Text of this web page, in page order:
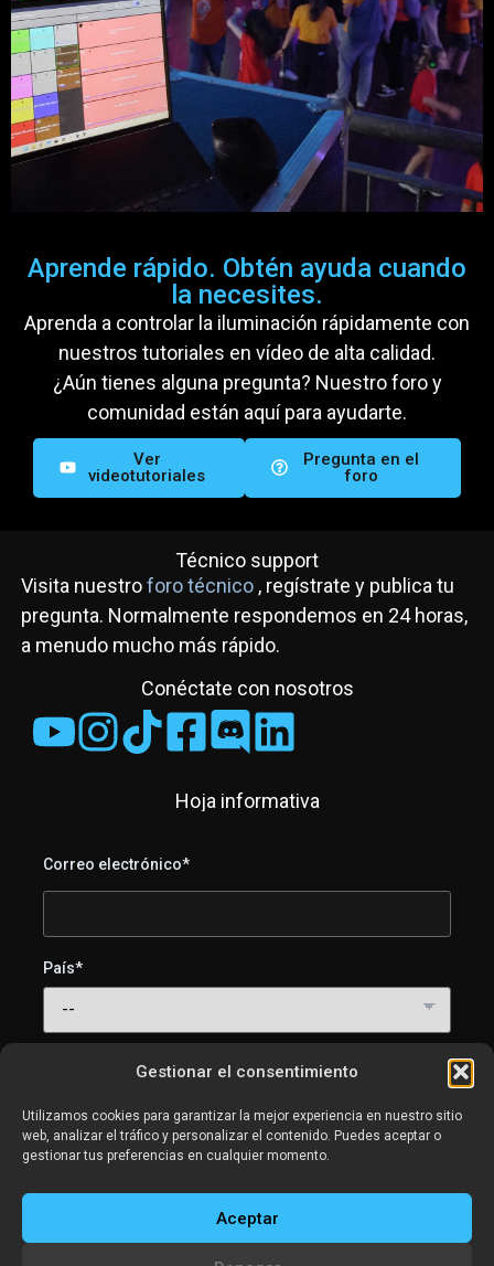
Gestionar el consentimiento
Utilizamos cookies para garantizar la mejor experiencia en nuestro sitio
web, analizar el tráfico y personalizar el contenido. Puedes aceptar o
gestionar tus preferencias en cualquier momento.
Aceptar
Fabian - Suiza
- 8 cabezales de haz Light-Inc
MH-R
- 3 cabezales de lavado Max
Light MHL73
- 2x Flash Profesional LED PAR
64 Slim
- 1x Estroboscopio BeamZ
1500W
Aprende rápido. Obtén ayuda cuando
la necesites.
Aprenda a controlar la iluminación rápidamente con
nuestros tutoriales en vídeo de alta calidad.
¿Aún tienes alguna pregunta? Nuestro foro y
comunidad están aquí para ayudarte.
Ver
videotutoriales
Pregunta en el
foro
Técnico support
Visita nuestroforo técnico, regístrate y publica tu
pregunta. Normalmente respondemos en 24 horas,
a menudo mucho más rápido.
Conéctate con nosotros
Hoja informativa
Correo electrónico*
País*
Acepto recibir correos electrónicos de SweetLight
(consejos de iluminación, tutoriales y novedades de